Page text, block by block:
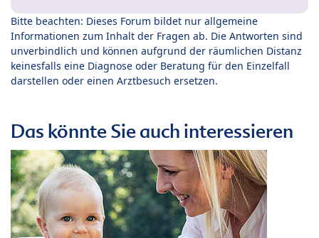
Bitte beachten: Dieses Forum bildet nur allgemeine
Informationen zum Inhalt der Fragen ab. Die Antworten sind
unverbindlich und können aufgrund der räumlichen Distanz
keinesfalls eine Diagnose oder Beratung für den Einzelfall
darstellen oder einen Arztbesuch ersetzen.
Das könnte Sie auch interessieren